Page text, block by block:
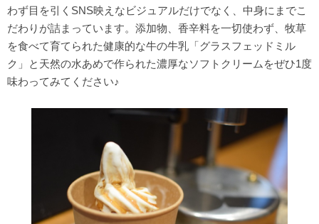
わず目を引くSNS映えなビジュアルだけでなく、中身にまでこ
だわりが詰まっています。添加物、香辛料を一切使わず、牧草
を食べて育てられた健康的な牛の牛乳「グラスフェッドミル
ク」と天然の水あめで作られた濃厚なソフトクリームをぜひ1度
味わってみてください♪